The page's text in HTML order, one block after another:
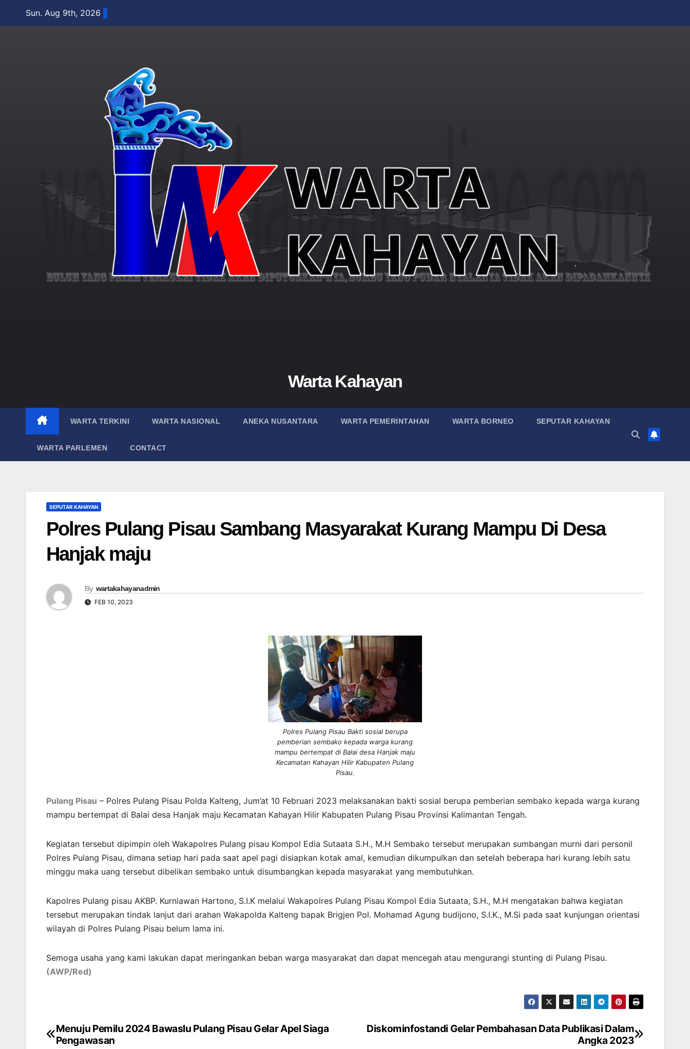
Sun. Aug 9th, 2026
Warta Kahayan
WARTA TERKINI WARTA NASIONAL ANEKA NUSANTARA WARTA PEMERINTAHAN WARTA BORNEO SEPUTAR KAHAYAN
WARTA PARLEMEN CONTACT
SEPUTAR KAHAYAN
Polres Pulang Pisau Sambang Masyarakat Kurang Mampu Di Desa
Hanjak maju
By wartakahayanadmin
FEB 10, 2023
Polres Pulang Pisau Bakti sosial berupa
pemberian sembako kepada warga kurang
mampu bertempat di Balai desa Hanjak maju
Kecamatan Kahayan Hilir Kabupaten Pulang
Pisau.
Pulang Pisau – Polres Pulang Pisau Polda Kalteng, Jum’at 10 Februari 2023 melaksanakan bakti sosial berupa pemberian sembako kepada warga kurang
mampu bertempat di Balai desa Hanjak maju Kecamatan Kahayan Hilir Kabupaten Pulang Pisau Provinsi Kalimantan Tengah.
Kegiatan tersebut dipimpin oleh Wakapolres Pulang pisau Kompol Edia Sutaata S.H., M.H Sembako tersebut merupakan sumbangan murni dari personil
Polres Pulang Pisau, dimana setiap hari pada saat apel pagi disiapkan kotak amal, kemudian dikumpulkan dan setelah beberapa hari kurang lebih satu
minggu maka uang tersebut dibelikan sembako untuk disumbangkan kepada masyarakat yang membutuhkan.
Kapolres Pulang pisau AKBP. Kurniawan Hartono, S.I.K melalui Wakapolres Pulang Pisau Kompol Edia Sutaata, S.H., M.H mengatakan bahwa kegiatan
tersebut merupakan tindak lanjut dari arahan Wakapolda Kalteng bapak Brigjen Pol. Mohamad Agung budijono, S.I.K., M.Si pada saat kunjungan orientasi
wilayah di Polres Pulang Pisau belum lama ini.
Semoga usaha yang kami lakukan dapat meringankan beban warga masyarakat dan dapat mencegah atau mengurangi stunting di Pulang Pisau.
(AWP/Red)
Post
Diskominfostandi Gelar Pembahasan Data Publikasi Dalam
Angka 2023
Menuju Pemilu 2024 Bawaslu Pulang Pisau Gelar Apel Siaga
Pengawasan